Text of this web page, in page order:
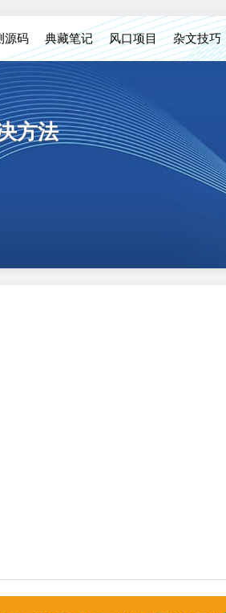
源码 典藏笔记 风口项目 杂文技巧
方法